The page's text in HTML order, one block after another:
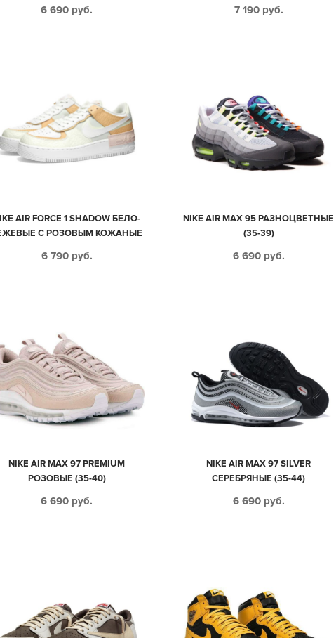
6 690 руб.
(35-39)
7 190 руб.
AIR FORCE 1 SHADOW БЕЛО-
С РОЗОВЫМ КОЖАНЫЕ
6 790 руб.
NIKE AIR MAX 95 РАЗНОЦВЕТНЫЕ
(35-39)
6 690 руб.
NIKE AIR MAX 97 PREMIUM
РОЗОВЫЕ (35-40)
6 690 руб.
NIKE AIR MAX 97 SILVER
СЕРЕБРЯНЫЕ (35-44)
6 690 руб.